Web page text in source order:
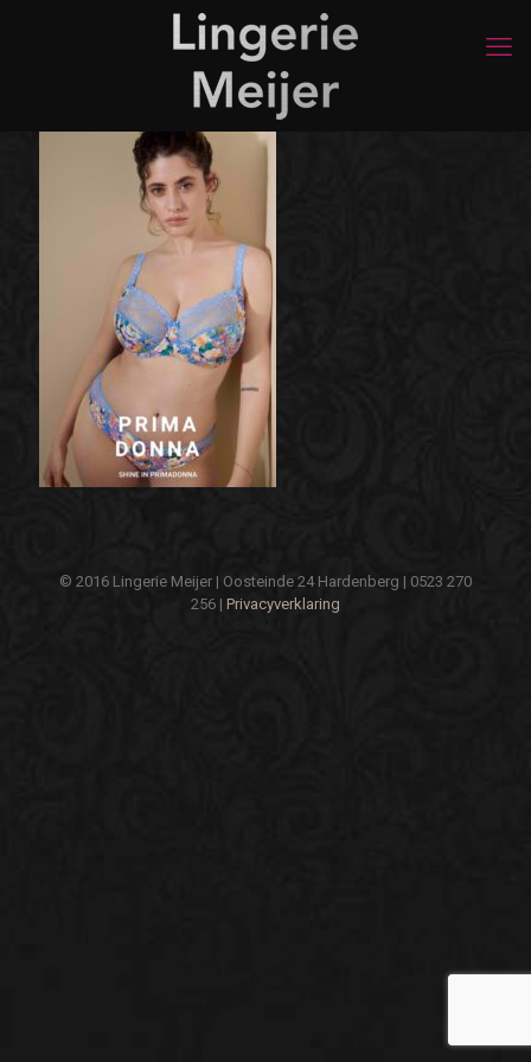
© 2016 Lingerie Meijer | Oosteinde 24 Hardenberg | 0523 270
256 | Privacyverklaring